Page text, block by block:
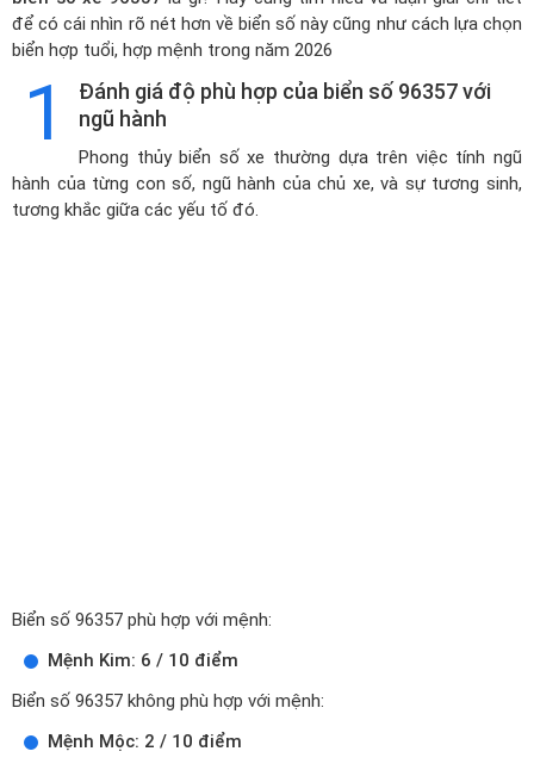
để có cái nhìn rõ nét hơn về biển số này cũng như cách lựa chọn
biển hợp tuổi, hợp mệnh trong năm 2026
1
Đánh giá độ phù hợp của biển số 96357 với
ngũ hành
Phong thủy biển số xe thường dựa trên việc tính ngũ
hành của từng con số, ngũ hành của chủ xe, và sự tương sinh,
tương khắc giữa các yếu tố đó.
Biển số 96357 phù hợp với mệnh:
Mệnh Kim: 6 / 10 điểm
Biển số 96357 không phù hợp với mệnh:
Mệnh Mộc: 2 / 10 điểm